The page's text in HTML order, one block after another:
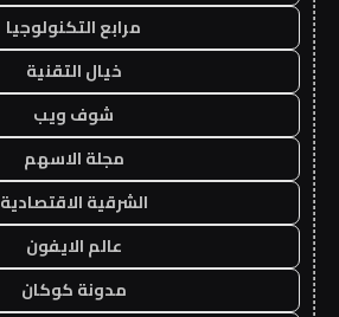
مرابع التكنولوجيا
خيال التقنية
شوف ويب
مجلة الاسهم
الشرقية الاقتصادية
عالم الايفون
مدونة كوكان